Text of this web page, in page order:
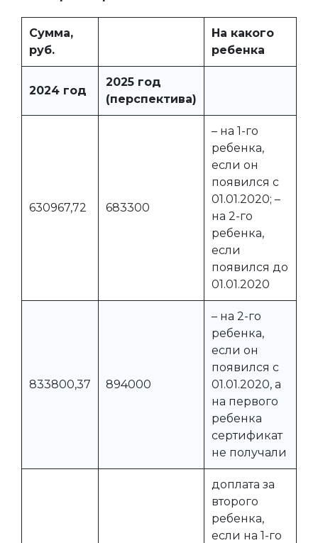
Сумма,
руб.
На какого
ребенка
2024 год
2025 год
(перспектива)
630967,72 683300
– на 1-го
ребенка,
если он
появился с
01.01.2020; –
на 2-го
ребенка,
если
появился до
01.01.2020
833800,37 894000
– на 2-го
ребенка,
если он
появился с
01.01.2020, а
на первого
ребенка
сертификат
не получали
доплата за
второго
ребенка,
если на 1-го